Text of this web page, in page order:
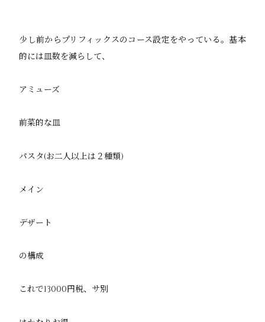
少し前からプリフィックスのコース設定をやっている。基本
的には皿数を減らして、
アミューズ
前菜的な皿
パスタ(お二人以上は２種類)
メイン
デザート
の構成
これで13000円税、サ別